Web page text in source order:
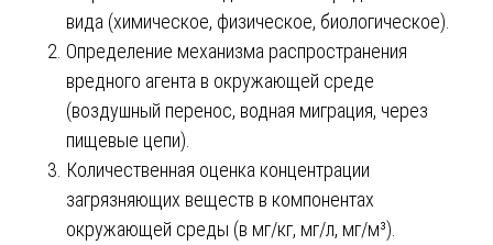
вида (химическое, физическое, биологическое).
Определение механизма распространения
вредного агента в окружающей среде
(воздушный перенос, водная миграция, через
пищевые цепи).
Количественная оценка концентрации
загрязняющих веществ в компонентах
окружающей среды (в мг/кг, мг/л, мг/м³).